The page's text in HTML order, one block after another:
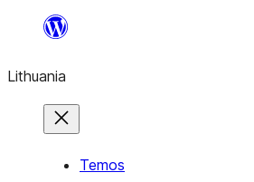
turinio
Lithuania
Temos